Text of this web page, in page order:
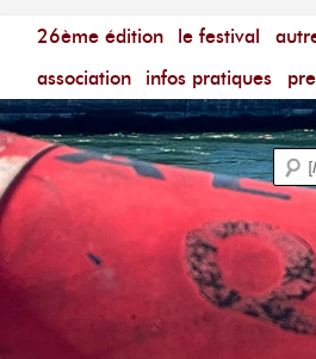
Menu principal
aller au contenu principal
aller au contenu secondaire
26ème édition le festival
association
infos pratiques
Festival du Film Court